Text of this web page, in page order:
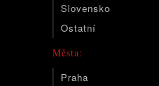
Slovensko
Ostatní
Města:
Praha